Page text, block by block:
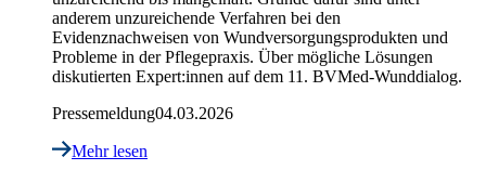
anderem unzureichende Verfahren bei den
Evidenznachweisen von Wundversorgungsprodukten und
Probleme in der Pflegepraxis. Über mögliche Lösungen
diskutierten Expert:innen auf dem 11. BVMed-Wunddialog.
Pressemeldung04.03.2026
Mehr lesen